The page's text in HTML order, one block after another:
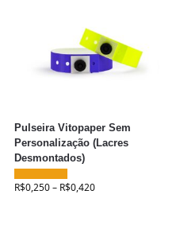
Pulseira Vitopaper Sem
Personalização (Lacres
Desmontados)
R$0,250– R$0,420